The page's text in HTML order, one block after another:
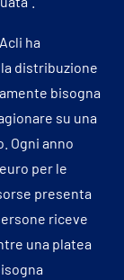
ha
distribuzione
bisogna
su una
Ogni anno
per le
presenta
riceve
una platea